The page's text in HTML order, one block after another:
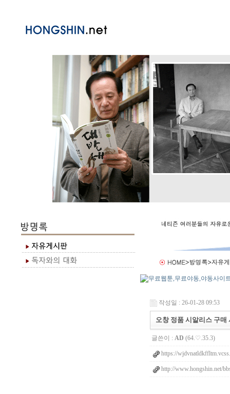
작성일 : 26-01-28 09:53
오창 정품 시알리스 구매
글쓴이 : AD (64.♡.35.3)
https://
http://www.hongshin.net/